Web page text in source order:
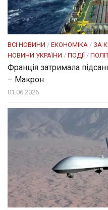
ВСІ НОВИНИ / ЕКОНОМІКА / ЗА
НОВИНИ УКРАЇНИ / ПОДІЇ /
Франція затримала
– Макрон
01.06.2026